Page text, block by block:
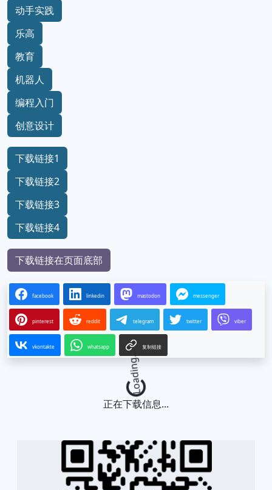
动手实践
乐高
教育
机器人
编程入门
创意设计
下载链接1
下载链接2
下载链接3
下载链接4
下载链接在页面底部
facebook linkedin mastodon messenger
pinterest reddit telegram twitter viber
vkontakte whatsapp 复制链接
Loading...
正在下载信息...